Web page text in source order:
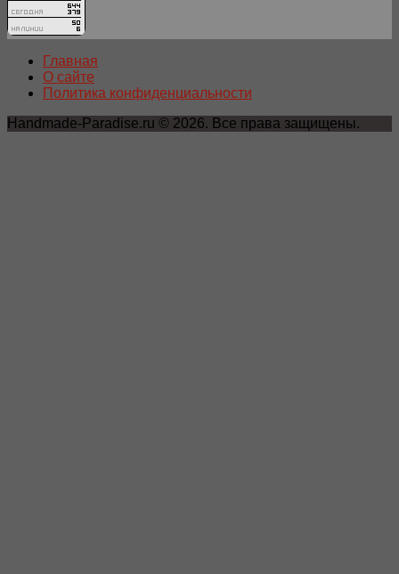
Главная
О сайте
Политика конфиденциальности
Handmade-Paradise.ru © 2026. Все права защищены.